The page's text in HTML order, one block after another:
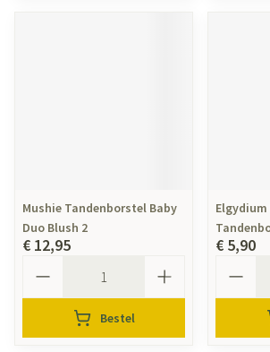
Mushie Tandenborstel Baby
Duo Blush 2
€ 12,95
Bestel
Elgydium
€ 5,90